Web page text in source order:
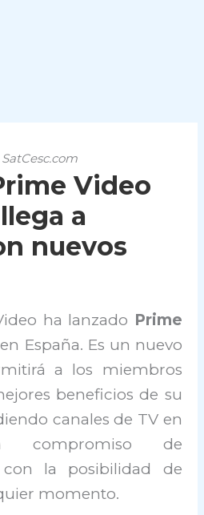
Video
a
nuevos
ha lanzado Prime
en España. Es un nuevo
a los miembros
beneficios de su
canales de TV en
compromiso de
la posibilidad de
momento.